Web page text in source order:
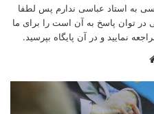
به استاد عباسی ندارم پس لطفا
توان پاسخ به آن است را برای ما
نمایید و در آن پایگاه بپرسید.